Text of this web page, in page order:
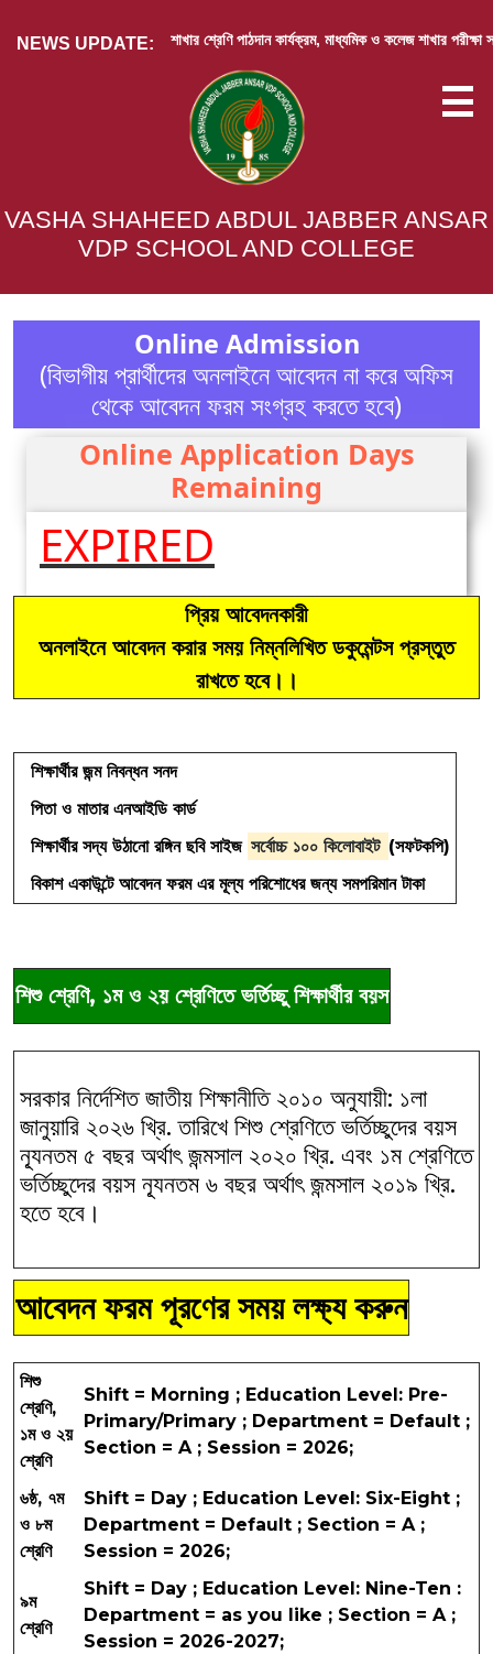
NEWS UPDATE:প্রাথমিক শাখার শ্রেণি পাঠদান কার্যক্রম, মাধ্যমিক ও কলেজ শাখার পরীক্ষা
VASHA SHAHEED ABDUL JABBER ANSAR
VDP SCHOOL AND COLLEGE
ABOUT US
ACADEMIC
ACTIVITIES
ARCHIVE
CONTACT
Online Admission
(বিভাগীয় প্রার্থীদের অনলাইনে আবেদন না করে অফিস
থেকে আবেদন ফরম সংগ্রহ করতে হবে)
Online Application Days
Remaining
EXPIRED
প্রিয় আবেদনকারী
অনলাইনে আবেদন করার সময় নিম্নলিখিত ডকুমেন্টস প্রস্তুত
রাখতে হবে।।
শিক্ষার্থীর জন্ম নিবন্ধন সনদ
পিতা ও মাতার এনআইডি কার্ড
শিক্ষার্থীর সদ্য উঠানো রঙ্গিন ছবি সাইজ সর্বোচ্চ ১০০ কিলোবাইট (সফটকপি)
বিকাশ একাউন্টে আবেদন ফরম এর মূল্য পরিশোধের জন্য সমপরিমান টাকা
শিশু শ্রেণি, ১ম ও ২য় শ্রেণিতে ভর্তিচ্ছু শিক্ষার্থীর বয়স
সরকার নির্দেশিত জাতীয় শিক্ষানীতি ২০১০ অনুযায়ী: ১লা
জানুয়ারি ২০২৬ খ্রি. তারিখে শিশু শ্রেণিতে ভর্তিচ্ছুদের বয়স
ন্যূনতম ৫ বছর অর্থাৎ জন্মসাল ২০২০ খ্রি. এবং ১ম শ্রেণিতে
ভর্তিচ্ছুদের বয়স ন্যূনতম ৬ বছর অর্থাৎ জন্মসাল ২০১৯ খ্রি.
হতে হবে।
আবেদন ফরম পূরণের সময় লক্ষ্য করুন
শিশু
শ্রেণি,
১ম ও ২য়
শ্রেণি
Shift = Morning ; Education Level: Pre-
Primary/Primary ; Department = Default ;
Section = A ; Session = 2026;
৬ষ্ঠ, ৭ম
ও ৮ম
শ্রেণি
Shift = Day ; Education Level: Six-Eight ;
Department = Default ; Section = A ;
Session = 2026;
৯ম
শ্রেণি
Shift = Day ; Education Level: Nine-Ten :
Department = as you like ; Section = A ;
Session = 2026-2027;